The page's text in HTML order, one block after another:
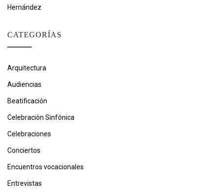
Hernández
CATEGORÍAS
Arquitectura
Audiencias
Beatificación
Celebración Sinfónica
Celebraciones
Conciertos
Encuentros vocacionales
Entrevistas